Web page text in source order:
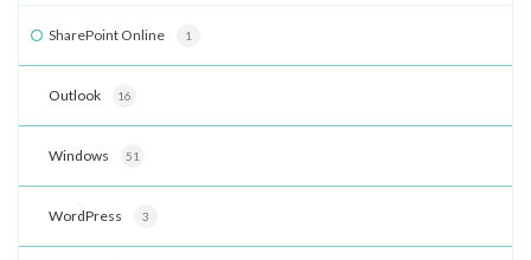
SharePoint Online 1
Outlook 16
Windows 51
WordPress 3